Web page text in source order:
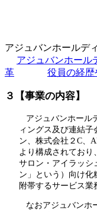
アジュバンホールデ
アジュバンホール
革
役員の経歴
３【事業の内容】
アジュバンホール
ィングス及び連結
ン、株式会社２C、
より構成されてお
サロン・アイラッシ
ン」という）向け
附帯するサービス業
なおアジュバンホ